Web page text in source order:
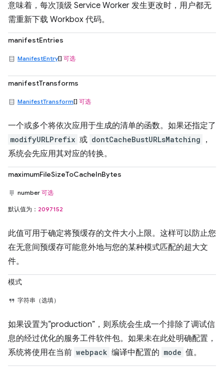
意味着，每次顶级 Service Worker 发生更改时，用户都无
需重新下载 Workbox 代码。
manifestEntries
ManifestEntry[] 可选
manifestTransforms
ManifestTransform[] 可选
一个或多个将依次应用于生成的清单的函数。如果还指定了
modifyURLPrefix 或 dontCacheBustURLsMatching
，
系统会先应用其对应的转换。
maximumFileSizeToCacheInBytes
number 可选
默认值为： 2097152
此值可用于确定将预缓存的文件大小上限。这样可以防止您
在无意间预缓存可能意外地与您的某种模式匹配的超大文
件。
模式
字符串（选填）
如果设置为“production”，则系统会生成一个排除了调试信
息的经过优化的服务工件软件包。如果未在此处明确配置，
系统将使用在当前 webpack 编译中配置的 mode 值。